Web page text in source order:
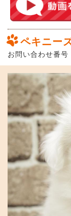
ペキニー
お問い合わせ番